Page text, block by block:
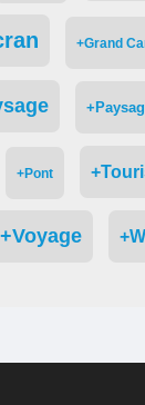
+Grand
+Pont
+Voyage